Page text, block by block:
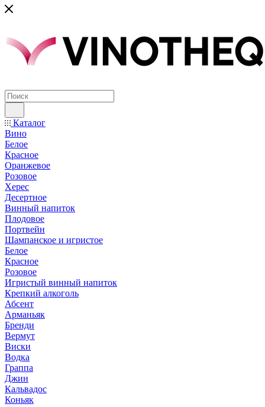
Каталог
Вино
Белое
Красное
Оранжевое
Розовое
Херес
Десертное
Винный напиток
Плодовое
Портвейн
Шампанское и игристое
Белое
Красное
Розовое
Игристый винный напиток
Крепкий алкоголь
Абсент
Арманьяк
Бренди
Вермут
Виски
Водка
Граппа
Джин
Кальвадос
Коньяк